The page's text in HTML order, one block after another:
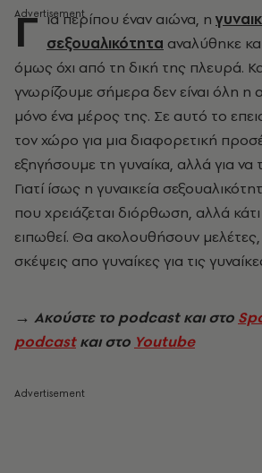
Γ ια περίπου έναν αιώνα, η
σεξουαλικότητα αναλύθηκε
όμως όχι από τη δική της πλευρά.
γνωρίζουμε σήμερα δεν είναι όλη η
μόνο ένα μέρος της. Σε αυτό το
τον χώρο για μια διαφορετική
εξηγήσουμε τη γυναίκα, αλλά για να
Γιατί ίσως η γυναικεία
που χρειάζεται διόρθωση, αλλά κάτι
ειπωθεί. Θα ακολουθήσουν μελέτες,
σκέψεις απο γυναίκες για τις
→ Ακούστε το podcast και στο
podcastκαι στο Youtube